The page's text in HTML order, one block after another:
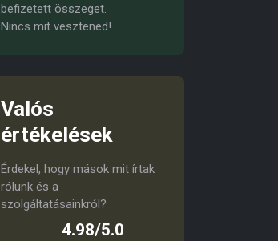
befizetett összeget.
Nincs mit vesztened!
Valós
értékelések
Érdekel, hogy mások mit írtak
rólunk és a
szolgáltatásainkról?
4.98/5.0